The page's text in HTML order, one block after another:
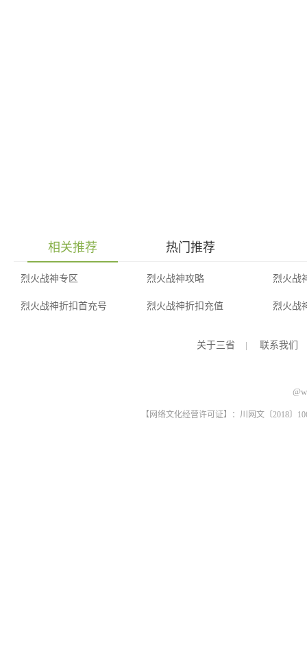
相关推荐 热门推荐
烈火战神专区 烈火战神攻略 烈火战
烈火战神折扣首充号 烈火战神折扣充值 烈火战
关于三省 | 联系我们
【网络文化经营许可证】：川网文〔2018